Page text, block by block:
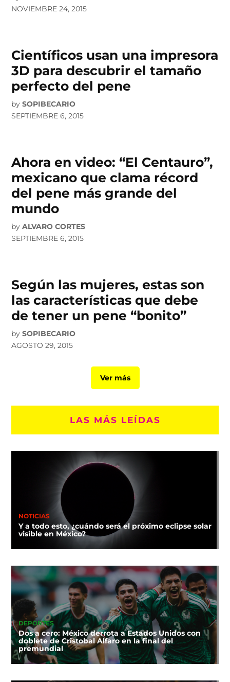
NOVIEMBRE 24, 2015
Científicos usan una impresora
3D para descubrir el tamaño
perfecto del pene
by SOPIBECARIO
SEPTIEMBRE 6, 2015
Ahora en video: “El Centauro”,
mexicano que clama récord
del pene más grande del
mundo
by ALVARO CORTES
SEPTIEMBRE 6, 2015
Según las mujeres, estas son
las características que debe
de tener un pene “bonito”
by SOPIBECARIO
AGOSTO 29, 2015
Ver más
LAS MÁS LEÍDAS
NOTICIAS
Y a todo esto, ¿cuándo será el próximo eclipse solar
visible en México?
DEPORTES
Dos a cero: México derrota a Estados Unidos con
doblete de Cristobal Alfaro en la final del
premundial